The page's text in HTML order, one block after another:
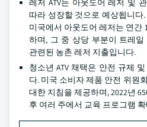
레저 ATV는 아웃도어 레저 및
따라 성장할 것으로 예상됩니
미국에서 아웃도어 레저는 연간
하며, 그 중 상당 부분이 트레
관련된 농촌 레저 지출입니다.
청소년 ATV 채택은 안전 규제
다. 미국 소비자 제품 안전 위원
대한 지침을 제공하며, 2022년
후 여러 주에서 교육 프로그램